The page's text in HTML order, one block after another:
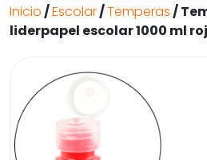
Inicio/Escolar/Temperas/
liderpapel escolar 1000 ml